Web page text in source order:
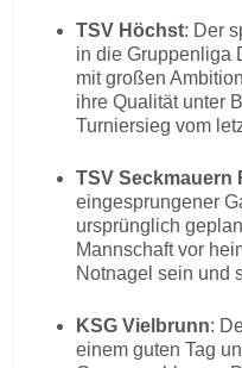
TSV Höchst: Der
in die Gruppenliga
mit großen
ihre Qualität unter
Turniersieg vom
TSV Seckmauern
eingesprungener
ursprünglich
Mannschaft vor
Notnagel sein und
KSG Vielbrunn:
einem guten Tag